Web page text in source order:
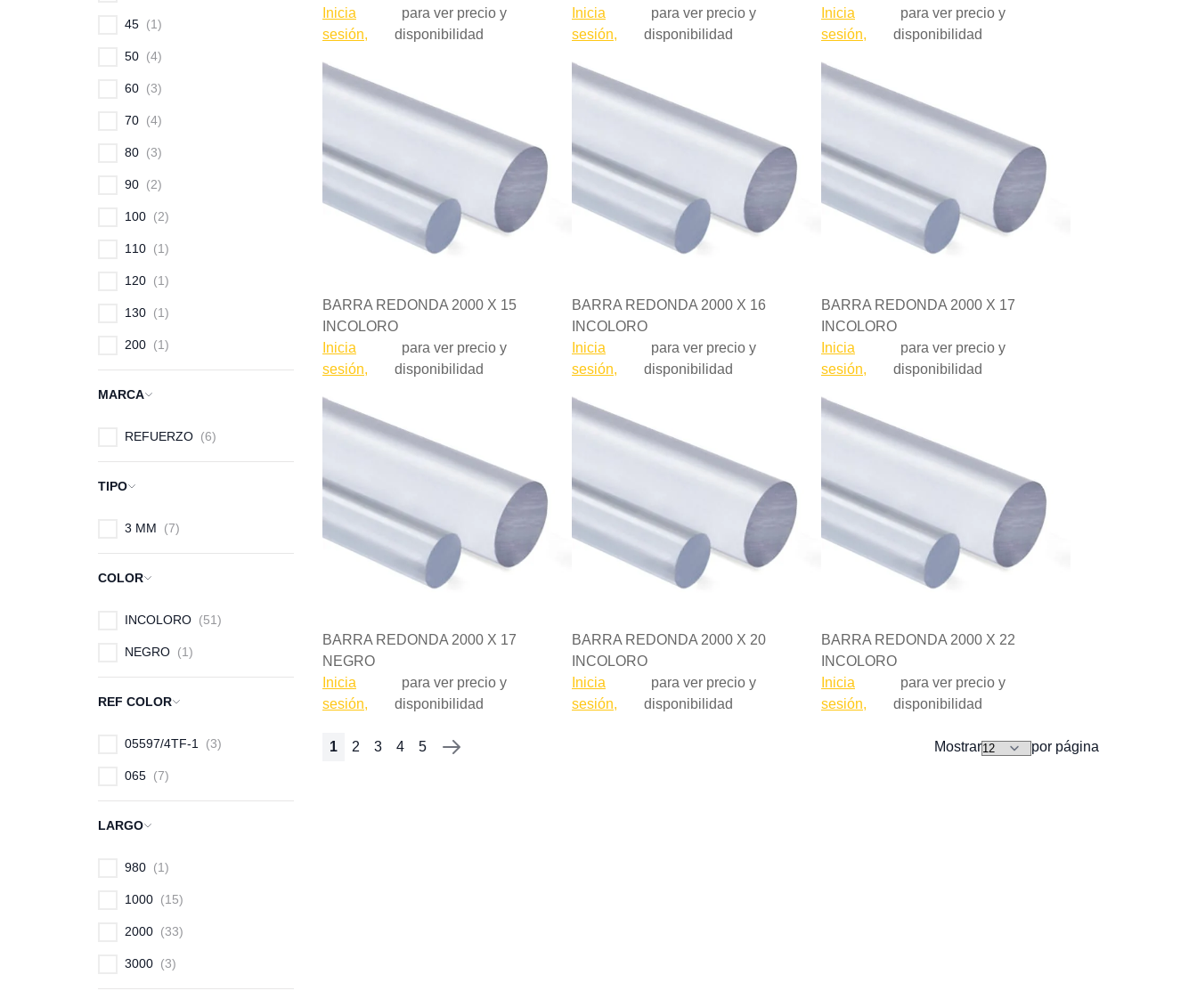
45 1
50 4
60 3
70 4
80 3
90 2
100 2
110 1
120 1
130 1
200 1
MARCA
REFUERZO 6
TIPO
3 MM 7
COLOR
INCOLORO 51
NEGRO 1
REF COLOR
05597/4TF-1 3
065 7
LARGO
980 1
1000 15
2000 33
3000 3
Inicia
sesión,
para ver precio y
disponibilidad
Inicia
sesión,
para ver precio y
disponibilidad
Inicia
sesión,
para ver precio y
disponibilidad
BARRA REDONDA 2000 X 15
INCOLORO
Inicia
sesión,
para ver precio y
disponibilidad
BARRA REDONDA 2000 X 16
INCOLORO
Inicia
sesión,
para ver precio y
disponibilidad
BARRA REDONDA 2000 X 17
INCOLORO
Inicia
sesión,
para ver precio y
disponibilidad
BARRA REDONDA 2000 X 17
NEGRO
Inicia
sesión,
para ver precio y
disponibilidad
BARRA REDONDA 2000 X 20
INCOLORO
Inicia
sesión,
para ver precio y
disponibilidad
BARRA REDONDA 2000 X 22
INCOLORO
Inicia
sesión,
para ver precio y
disponibilidad
Página
Actualmente está viendo la página
1
Página
2
Página
3
Página
4
Página
5
Página
Siguiente
Mostrar por página